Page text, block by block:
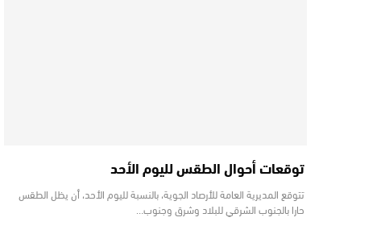
توقعات أحوال الطقس لليوم الأحد
تتوقع المديرية العامة للأرصاد الجوية، بالنسبة لليوم الأحد، أن يظل الطقس
حارا بالجنوب الشرقي للبلاد وشرق وجنوب…